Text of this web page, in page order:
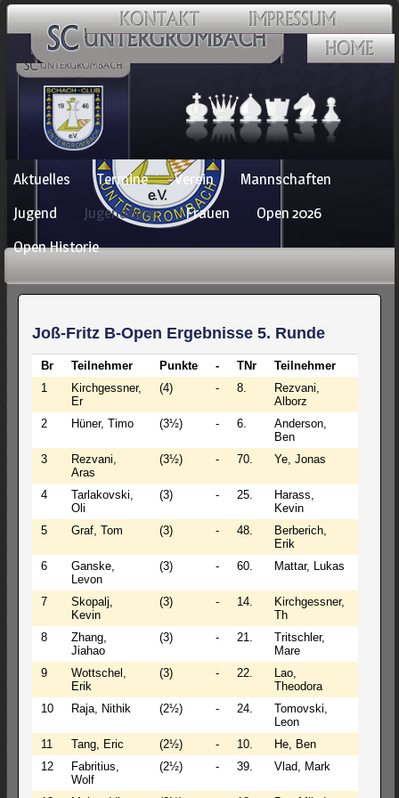
Navigation
überspringen
Aktuelles Termine Verein
Mannschaften
Jugend
Jugendopen Frauen
Open 2026
Open Historie
Joß-Fritz B-Open Ergebnisse 5. Runde
Br Teilnehmer Punkte - TNr Teilnehmer
1
Kirchgessner,
Er
(4) - 8.
Rezvani,
Alborz
2 Hüner, Timo (3½) - 6.
Anderson,
Ben
3
Rezvani,
Aras
(3½) - 70. Ye, Jonas
4
Tarlakovski,
Oli
(3) - 25.
Harass,
Kevin
5 Graf, Tom (3) - 48.
Berberich,
Erik
6
Ganske,
Levon
(3) - 60. Mattar, Lukas
7
Skopalj,
Kevin
(3) - 14.
Kirchgessner,
Th
8
Zhang,
Jiahao
(3) - 21.
Tritschler,
Mare
9
Wottschel,
Erik
(3) - 22.
Lao,
Theodora
10 Raja, Nithik (2½) - 24.
Tomovski,
Leon
11 Tang, Eric (2½) - 10. He, Ben
12
Fabritius,
Wolf
(2½) - 39. Vlad, Mark